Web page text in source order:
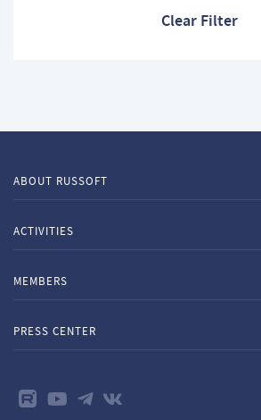
Clear Filter
ABOUT RUSSOFT
ACTIVITIES
MEMBERS
PRESS CENTER